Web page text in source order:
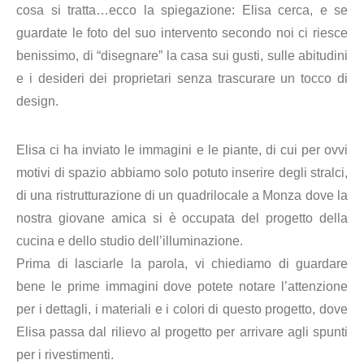
cosa si tratta…ecco la spiegazione: Elisa cerca, e se
guardate le foto del suo intervento secondo noi ci riesce
benissimo, di “disegnare” la casa sui gusti, sulle abitudini
e i desideri dei proprietari senza trascurare un tocco di
design.
Elisa ci ha inviato le immagini e le piante, di cui per ovvi
motivi di spazio abbiamo solo potuto inserire degli stralci,
di una ristrutturazione di un quadrilocale a Monza dove la
nostra giovane amica si è occupata del progetto della
cucina e dello studio dell’illuminazione.
Prima di lasciarle la parola, vi chiediamo di guardare
bene
le prime immagini dove potete notare l’attenzione
per i dettagli, i materiali e i colori di questo progetto, dove
Elisa passa dal rilievo al progetto per arrivare agli spunti
per i rivestimenti.